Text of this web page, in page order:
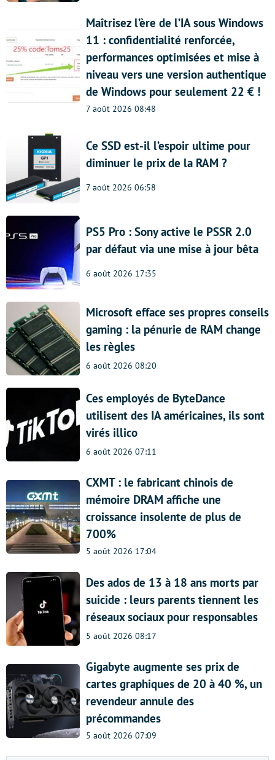
Maîtrisez l’ère de l’IA sous Windows
11 : confidentialité renforcée,
performances optimisées et mise à
niveau vers une version authentique
de Windows pour seulement 22 € !
7 août 2026 08:48
Ce SSD est-il l’espoir ultime pour
diminuer le prix de la RAM ?
7 août 2026 06:58
PS5 Pro : Sony active le PSSR 2.0
par défaut via une mise à jour bêta
6 août 2026 17:35
Microsoft efface ses propres conseils
gaming : la pénurie de RAM change
les règles
6 août 2026 08:20
Ces employés de ByteDance
utilisent des IA américaines, ils sont
virés illico
6 août 2026 07:11
CXMT : le fabricant chinois de
mémoire DRAM affiche une
croissance insolente de plus de
700%
5 août 2026 17:04
Des ados de 13 à 18 ans morts par
suicide : leurs parents tiennent les
réseaux sociaux pour responsables
5 août 2026 08:17
Gigabyte augmente ses prix de
cartes graphiques de 20 à 40 %, un
revendeur annule des
précommandes
5 août 2026 07:09